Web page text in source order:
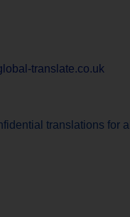
translate.co.uk
translations for all